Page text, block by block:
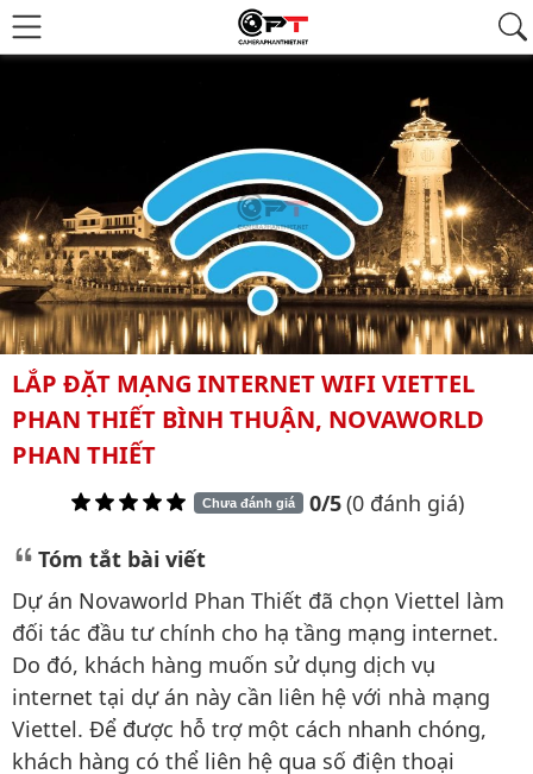
LẮP ĐẶT MẠNG INTERNET WIFI VIETTEL
PHAN THIẾT BÌNH THUẬN, NOVAWORLD
PHAN THIẾT
Chưa đánh giá 0/5(0 đánh giá)
Tóm tắt bài viết
Dự án Novaworld Phan Thiết đã chọn Viettel làm
đối tác đầu tư chính cho hạ tầng mạng internet.
Do đó, khách hàng muốn sử dụng dịch vụ
internet tại dự án này cần liên hệ với nhà mạng
Viettel. Để được hỗ trợ một cách nhanh chóng,
khách hàng có thể liên hệ qua số điện thoại